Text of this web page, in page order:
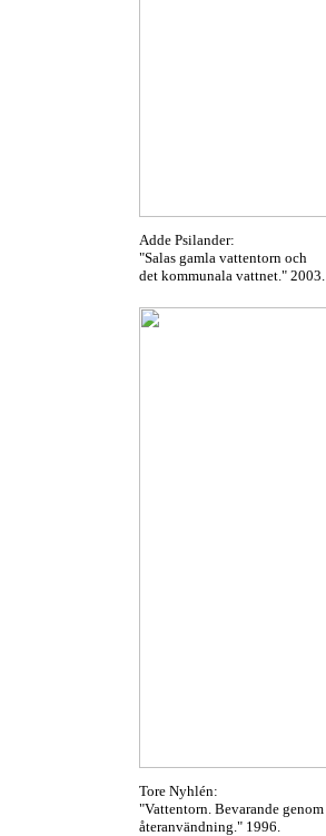
Adde Psilander:
"Salas gamla vattentorn och
det kommunala vattnet." 2003.
Tore Nyhlén:
"Vattentorn. Bevarande genom
återanvändning." 1996.